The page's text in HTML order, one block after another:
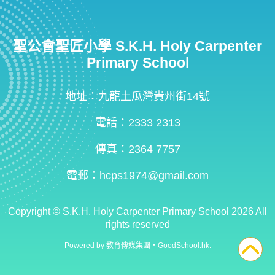
聖公會聖匠小學 S.K.H. Holy Carpenter
Primary School
地址：九龍土瓜灣貴州街14號
電話：2333 2313
傳真：2364 7757
電郵： hcps1974@gmail.com
Copyright © S.K.H. Holy Carpenter Primary School 2026 All
rights reserved
Powered by 教育傳媒集團 ‧ GoodSchool.hk.